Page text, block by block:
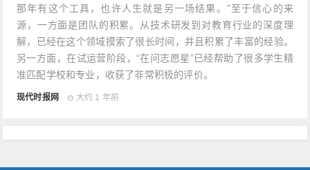
那年有这个工具，也许人生就是另一场结果。”至于信心的来
源，一方面是团队的积累。从技术研发到对教育行业的深度理
解，已经在这个领域摸索了很长时间，并且积累了丰富的经验。
另一方面，在试运营阶段，“在问志愿星”已经帮助了很多学生精
准匹配学校和专业，收获了非常积极的评价。
现代时报网 大约 1 年前